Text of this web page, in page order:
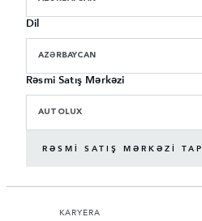
Dil
AZƏRBAYCAN
Rəsmi Satış Mərkəzi
AUTOLUX
RƏSMI SATIŞ MƏRKƏZI TAP
KARYERA